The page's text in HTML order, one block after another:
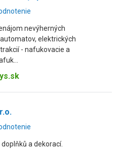
nevýherných
elektrických
- nafukovacie a
a dekorací.